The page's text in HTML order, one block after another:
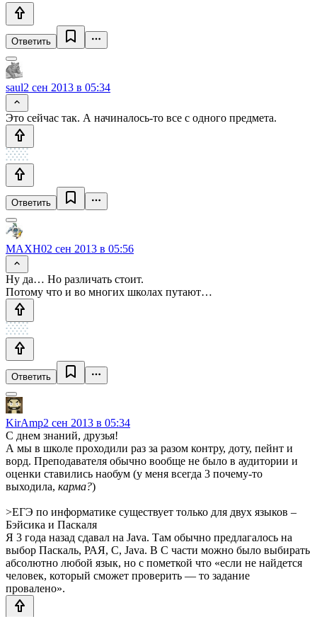
Ответить
saul2 сен 2013 в 05:34
Это сейчас так. А начиналось-то все с одного предмета.
Ответить
MAXH02 сен 2013 в 05:56
Ну да… Но различать стоит.
Потому что и во многих школах путают…
Ответить
KirAmp2 сен 2013 в 05:34
С днем знаний, друзья!
А мы в школе проходили раз за разом контру, доту, пейнт и
ворд. Преподавателя обычно вообще не было в аудитории и
оценки ставились наобум (у меня всегда 3 почему-то
выходила, карма?)
>ЕГЭ по информатике существует только для двух языков –
Бэйсика и Паскаля
Я 3 года назад сдавал на Java. Там обычно предлагалось на
выбор Паскаль, РАЯ, C, Java. В C части можно было выбирать
абсолютно любой язык, но с пометкой что «если не найдется
человек, который сможет проверить — то задание
провалено».